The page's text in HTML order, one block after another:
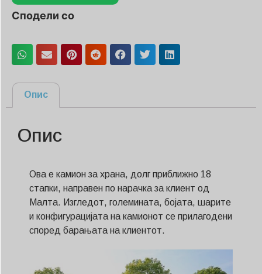
Сподели со
Опис
Опис
Ова е камион за храна, долг приближно 18
стапки, направен по нарачка за клиент од
Малта. Изгледот, големината, бојата, шарите
и конфигурацијата на камионот се прилагодени
според барањата на клиентот.